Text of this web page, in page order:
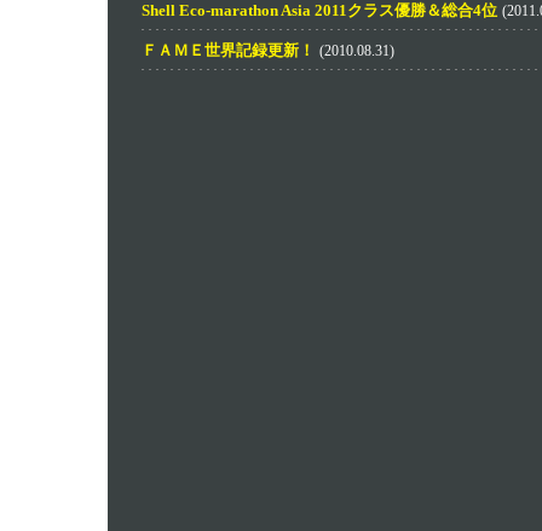
Shell Eco-marathon Asia 2011クラス優勝＆総合4位
ＦＡＭＥ世界記録更新！ (2010.08.31)